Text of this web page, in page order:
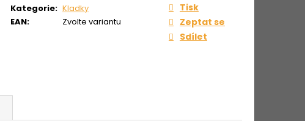
Kategorie: Kladky
EAN: Zvolte variantu
Tisk
Zeptat se
Sdílet